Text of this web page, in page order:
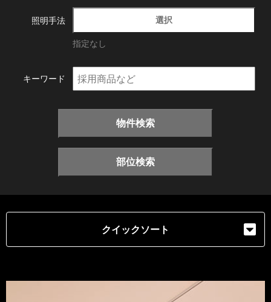
照明手法 選択
指定なし
キーワード
物件検索
部位検索
クイックソート